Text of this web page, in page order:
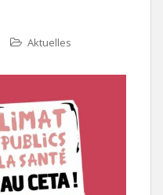
Aktuelles